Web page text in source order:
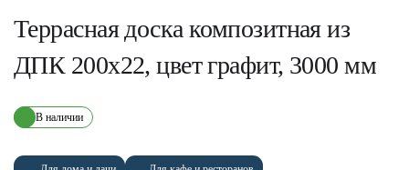
Террасная доска композитная из
ДПК 200х22, цвет графит, 3000 мм
В наличии